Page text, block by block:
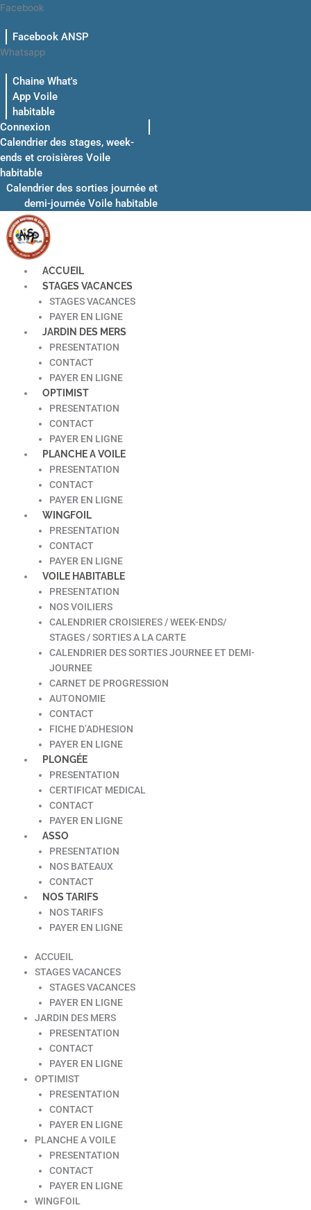
Aller
contenu
Facebook
Facebook ANSP
Whatsapp
Chaine What's
App Voile
habitable
Connexion
Calendrier des stages, week-
ends et croisières Voile
habitable
Calendrier des sorties journée et
demi-journée Voile habitable
ACCUEIL
STAGES VACANCES
STAGES VACANCES
PAYER EN LIGNE
JARDIN DES MERS
PRESENTATION
CONTACT
PAYER EN LIGNE
OPTIMIST
PRESENTATION
CONTACT
PAYER EN LIGNE
PLANCHE A VOILE
PRESENTATION
CONTACT
PAYER EN LIGNE
WINGFOIL
PRESENTATION
CONTACT
PAYER EN LIGNE
VOILE HABITABLE
PRESENTATION
NOS VOILIERS
CALENDRIER CROISIERES / WEEK-ENDS/
STAGES / SORTIES A LA CARTE
CALENDRIER DES SORTIES JOURNEE ET DEMI-
JOURNEE
CARNET DE PROGRESSION
AUTONOMIE
CONTACT
FICHE D’ADHESION
PAYER EN LIGNE
PLONGÉE
PRESENTATION
CERTIFICAT MEDICAL
CONTACT
PAYER EN LIGNE
ASSO
PRESENTATION
NOS BATEAUX
CONTACT
NOS TARIFS
NOS TARIFS
PAYER EN LIGNE
ACCUEIL
STAGES VACANCES
STAGES VACANCES
PAYER EN LIGNE
JARDIN DES MERS
PRESENTATION
CONTACT
PAYER EN LIGNE
OPTIMIST
PRESENTATION
CONTACT
PAYER EN LIGNE
PLANCHE A VOILE
PRESENTATION
CONTACT
PAYER EN LIGNE
WINGFOIL